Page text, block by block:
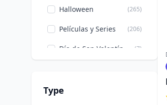
Halloween (265)
Películas y Series (206)
Día de San Valentín (7)
Type